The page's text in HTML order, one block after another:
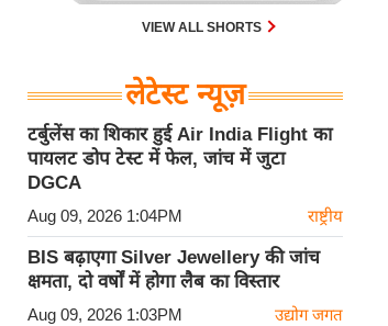
VIEW ALL SHORTS
लेटेस्ट न्यूज़
टर्बुलेंस का शिकार हुई Air India Flight का
पायलट डोप टेस्ट में फेल, जांच में जुटा
DGCA
Aug 09, 2026 1:04PM राष्ट्रीय
BIS बढ़ाएगा Silver Jewellery की जांच
क्षमता, दो वर्षों में होगा लैब का विस्तार
Aug 09, 2026 1:03PM उद्योग जगत